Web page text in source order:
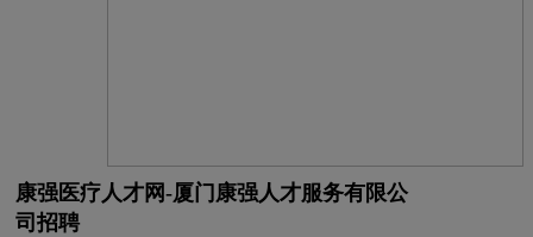
康强医疗人才网-厦门康强人才服务有限公
司招聘